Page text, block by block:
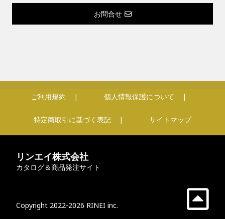
お問合せ
ご利用規約 個人情報保護について
特定商取引に基づく表記 サイトマップ
リンエイ株式会社
カタログ＆商品発注サイト
Copyright 2022-2026 RINEI inc.